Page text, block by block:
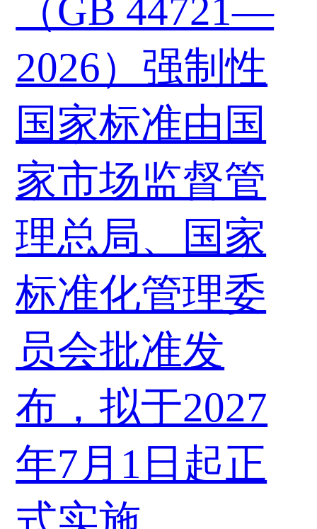
（GB 44721—
2026）强制性
国家标准由国
家市场监督管
理总局、国家
标准化管理委
员会批准发
布，拟于2027
年7月1日起正